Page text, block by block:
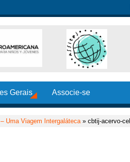
Gerais Associe-se
Uma Viagem Intergaláteca» cbtij-acervo-